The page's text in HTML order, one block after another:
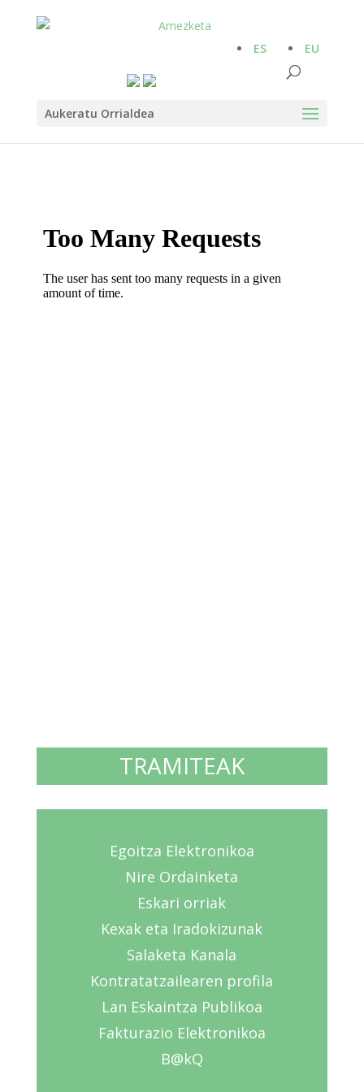
Aukeratu Orrialdea
ES EU
TRAMITEAK
Egoitza Elektronikoa
Nire Ordainketa
Eskari orriak
Kexak eta Iradokizunak
Salaketa Kanala
Kontratatzailearen profila
Lan Eskaintza Publikoa
Fakturazio Elektronikoa
B@kQ